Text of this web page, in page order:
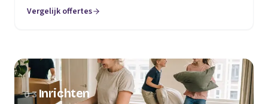
Vergelijk offertes
03 Inrichten